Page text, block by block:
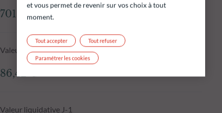
701,96 M€
Valeur liquidative au 05.08.2026
86,42 €
Valeur liquidative J-1
et vous permet de revenir sur vos choix à tout
moment.
Tout refuser
Tout accepter
Paramétrer les cookies